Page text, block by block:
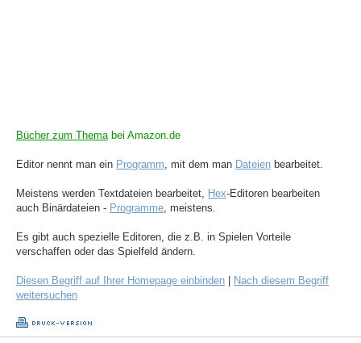
Bücher zum Themabei Amazon.de
Editor nennt man ein Programm, mit dem man Dateien bearbeitet.
Meistens werden Textdateien bearbeitet, Hex-Editoren bearbeiten
auch Binärdateien - Programme, meistens.
Es gibt auch spezielle Editoren, die z.B. in Spielen Vorteile
verschaffen oder das Spielfeld ändern.
Diesen Begriff auf Ihrer Homepage einbinden
Nach diesem Begriff
weitersuchen